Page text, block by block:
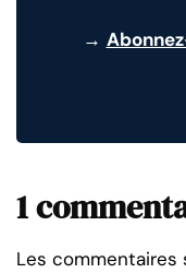
→
1
Les commentaires